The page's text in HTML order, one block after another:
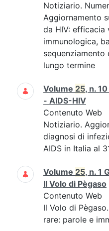
Notiziario.
Aggiornamento
da HIV: efficacia
immunologica,
lungo termine
Volume 25, n.
- AIDS-HIV
Contenuto Web
Notiziario.
diagnosi di
AIDS in Italia al
Volume 25, n. 1
Il Volo di Pègaso
Contenuto Web
Il Volo di
rare: parole e